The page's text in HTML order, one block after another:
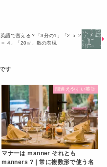
英語で言える？「3分の1」「2 ｘ 2
＝ 4」「20㎡」数の表現
間違えやすい英語
マナーは manner それとも
manners ?｜常に複数形で使う名